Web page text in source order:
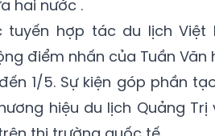
hai nước .
tuyến hợp tác du lịch
điểm nhấn của Tuần Văn
1/5. Sự kiện góp phần
hiệu du lịch Quảng Trị